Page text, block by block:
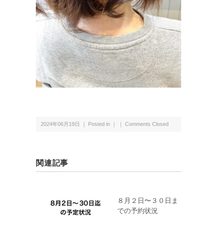
2024年06月19日 ｜ Posted in ｜ ｜ Comments Closed
関連記事
８月２日〜３０日ま
での予約状況